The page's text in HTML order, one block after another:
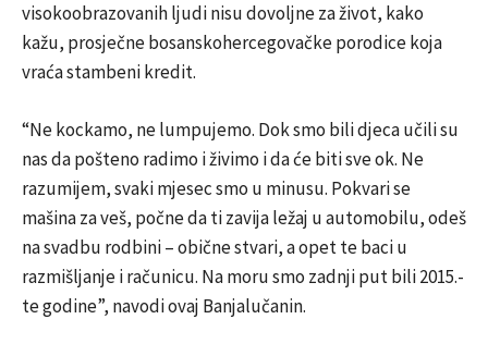
visokoobrazovanih ljudi nisu dovoljne za život, kako
kažu, prosječne bosanskohercegovačke porodice koja
vraća stambeni kredit.
“Ne kockamo, ne lumpujemo. Dok smo bili djeca učili su
nas da pošteno radimo i živimo i da će biti sve ok. Ne
razumijem, svaki mjesec smo u minusu. Pokvari se
mašina za veš, počne da ti zavija ležaj u automobilu, odeš
na svadbu rodbini – obične stvari, a opet te baci u
razmišljanje i računicu. Na moru smo zadnji put bili 2015.-
te godine”, navodi ovaj Banjalučanin.